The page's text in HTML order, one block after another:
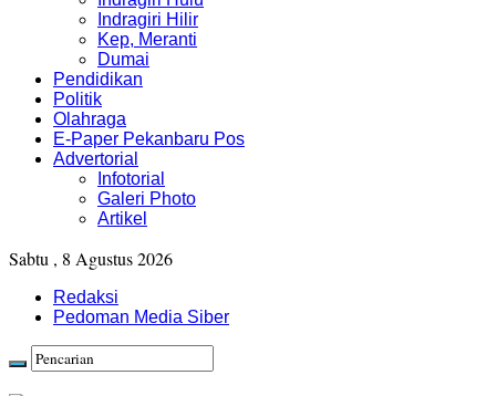
Indragiri Hilir
Kep, Meranti
Dumai
Pendidikan
Politik
Olahraga
E-Paper Pekanbaru Pos
Advertorial
Infotorial
Galeri Photo
Artikel
Sabtu , 8 Agustus 2026
Redaksi
Pedoman Media Siber